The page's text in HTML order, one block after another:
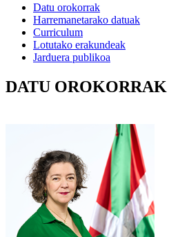
Datu orokorrak
Harremanetarako datuak
Curriculum
Lotutako erakundeak
Jarduera publikoa
DATU OROKORRAK